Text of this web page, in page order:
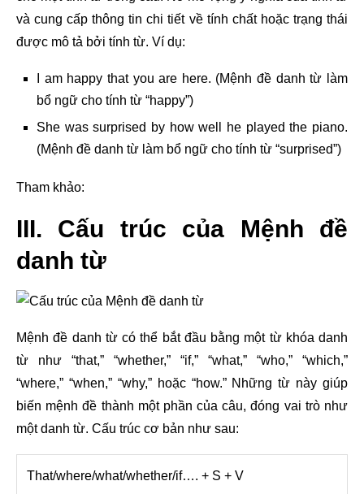
và cung cấp thông tin chi tiết về tính chất hoặc trạng thái
được mô tả bởi tính từ. Ví dụ:
I am happy that you are here. (Mệnh đề danh từ làm
bổ ngữ cho tính từ “happy”)
She was surprised by how well he played the piano.
(Mệnh đề danh từ làm bổ ngữ cho tính từ “surprised”)
Tham khảo:
III. Cấu trúc của Mệnh đề
danh từ
Mệnh đề danh từ có thể bắt đầu bằng một từ khóa danh
từ như “that,” “whether,” “if,” “what,” “who,” “which,”
“where,” “when,” “why,” hoặc “how.” Những từ này giúp
biến mệnh đề thành một phần của câu, đóng vai trò như
một danh từ. Cấu trúc cơ bản như sau:
That/where/what/whether/if…. + S + V